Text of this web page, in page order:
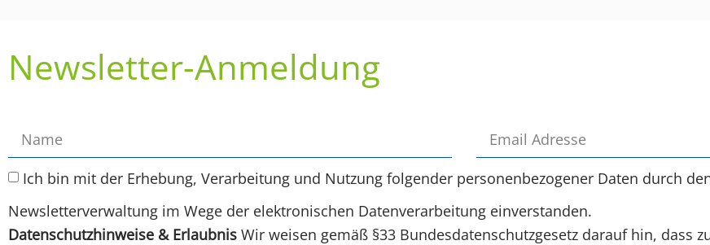
Newsletter-Anmeldung
Ich bin mit der Erhebung, Verarbeitung und Nutzung folgender personenbezogener Daten durch
Newsletterverwaltung im Wege der elektronischen Datenverarbeitung einverstanden.
Datenschutzhinweise & Erlaubnis Wir weisen gemäß §33 Bundesdatenschutzgesetz darauf hin, dass